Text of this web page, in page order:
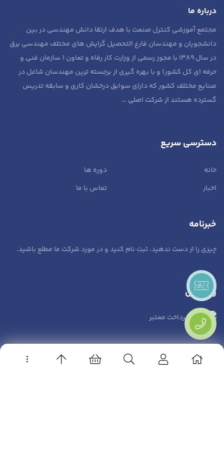
درباره ما
مجتمع آموزشی کنترل صنعت با هدف ارتقا دانش مهندسی در بین
دانشجویان و مهندسان فارغ التحصیل گرایش های مختلف مهندسی برق
در سال ۱۳۸۹ با مجوز رسمی از وزارت کار رفاه و تعاون ( سازمان فنی و
حرفه ای کل کشور) و با بهره گیری از برجسته ترین مهندسان شاغل در
صنایع مختلف کشور که دارای سوابق درخشان کاری و سابقه تدریس
گسترده هستند ازشرکت اصلی …
دسترسی سریع
خانه
دوره ها
اخبار
تماس با ما
خبرنامه
چیزی را از دست ندهید، ثبت نام کنید و در مورد شرکت ما مطلع باشید.
زرین پال